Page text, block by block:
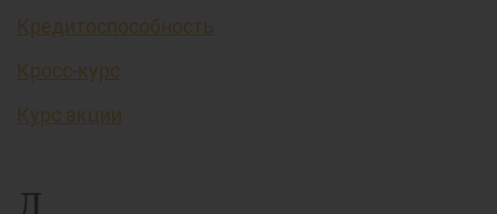
Кредитоспособность
Кросс-курс
Курс акции